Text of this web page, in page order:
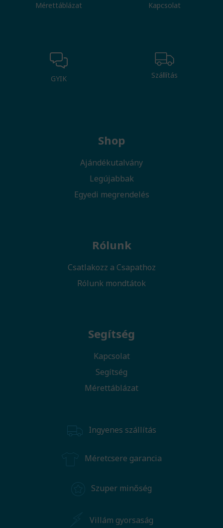
Mérettáblázat Kapcsolat
GYIK Szállítás
Shop
Ajándékutalvány
Legújabbak
Egyedi megrendelés
Rólunk
Csatlakozz a Csapathoz
Rólunk mondtátok
Segítség
Kapcsolat
Segítség
Mérettáblázat
Ingyenes szállítás
Méretcsere garancia
Szuper minőség
Villám gyorsaság